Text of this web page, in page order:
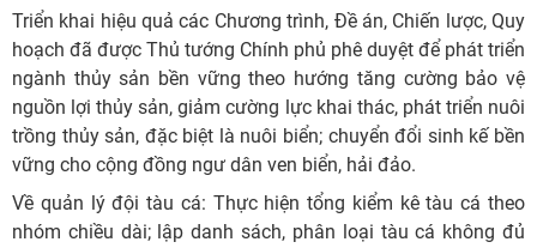
Triển khai hiệu quả các Chương trình, Đề án, Chiến lược, Quy
hoạch đã được Thủ tướng Chính phủ phê duyệt để phát triển
ngành thủy sản bền vững theo hướng tăng cường bảo vệ
nguồn lợi thủy sản, giảm cường lực khai thác, phát triển nuôi
trồng thủy sản, đặc biệt là nuôi biển; chuyển đổi sinh kế bền
vững cho cộng đồng ngư dân ven biển, hải đảo.
Về quản lý đội tàu cá: Thực hiện tổng kiểm kê tàu cá theo
nhóm chiều dài; lập danh sách, phân loại tàu cá không đủ